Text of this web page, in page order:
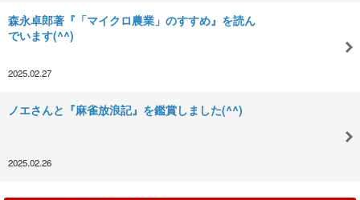
森永卓郎著『「マイクロ農業」のすすめ』を読ん
でいます(^^)
2025.02.27
ノエさんと『麻雀放浪記』を鑑賞しました(^^)
2025.02.26